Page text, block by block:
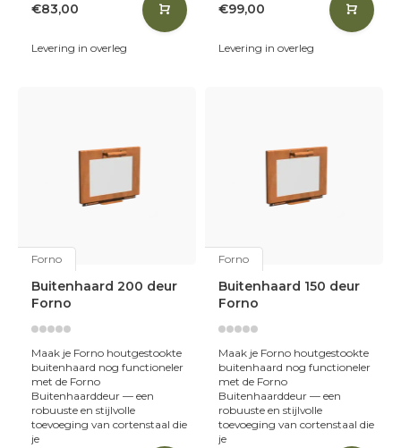
€83,00
Levering in overleg
€99,00
Levering in overleg
Forno
Buitenhaard 200 deur
Forno
Maak je Forno houtgestookte
buitenhaard nog functioneler
met de Forno
Buitenhaarddeur — een
robuuste en stijlvolle
toevoeging van cortenstaal die
je
Forno
Buitenhaard 150 deur
Forno
Maak je Forno houtgestookte
buitenhaard nog functioneler
met de Forno
Buitenhaarddeur — een
robuuste en stijlvolle
toevoeging van cortenstaal die
je